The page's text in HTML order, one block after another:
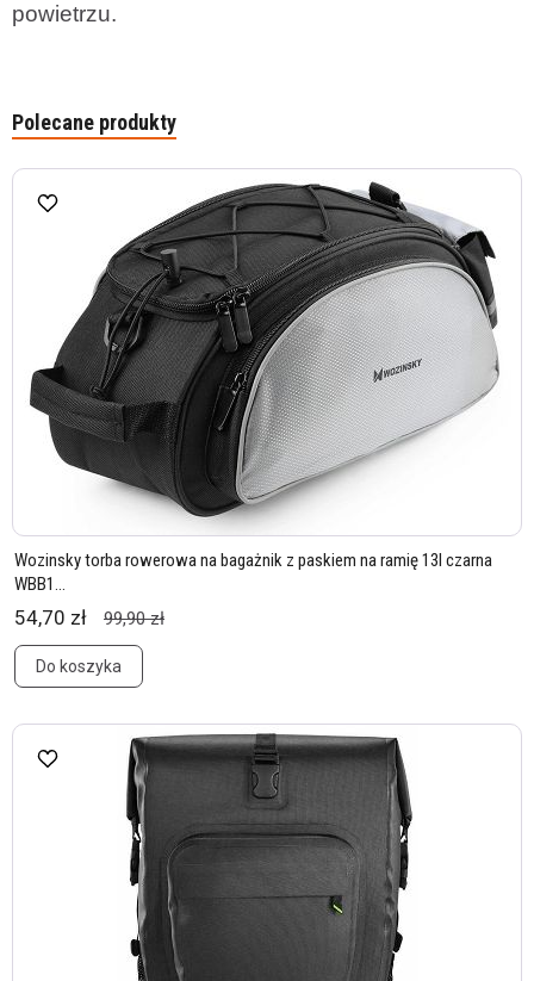
powietrzu.
Polecane produkty
Wozinsky torba rowerowa na bagażnik z paskiem na ramię 13l czarna
WBB1...
54,70 zł 99,90 zł
Do koszyka